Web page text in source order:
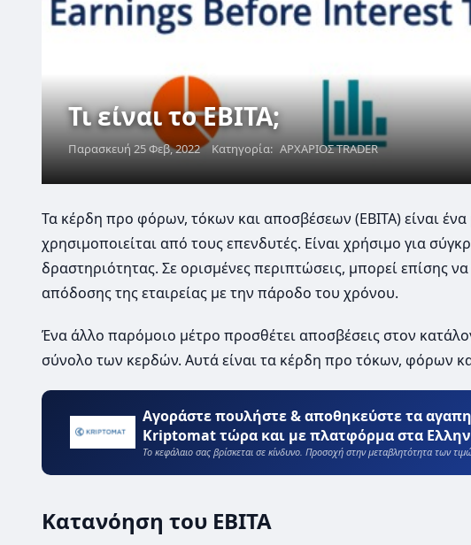
Τι είναι το EBITA;
Παρασκευή 25 Φεβ, 2022 Κατηγορία: ΑΡΧΑΡΙΟΣ TRADER
Τα κέρδη προ φόρων, τόκων και αποσβέσεων (EBITA) είναι
χρησιμοποιείται από τους επενδυτές. Είναι χρήσιμο για
δραστηριότητας. Σε ορισμένες περιπτώσεις, μπορεί επίσης
απόδοσης της εταιρείας με την πάροδο του χρόνου.
Ένα άλλο παρόμοιο μέτρο προσθέτει αποσβέσεις στον
σύνολο των κερδών. Αυτά είναι τα κέρδη προ τόκων, φόρων
Αγοράστε πουλήστε & αποθηκεύστε τα
Kriptomat τώρα και με πλατφόρμα στα
Το κεφάλαιο σας βρίσκεται σε κίνδυνο. Προσοχή στην μεταβλητότητα των
Κατανόηση του EBITA